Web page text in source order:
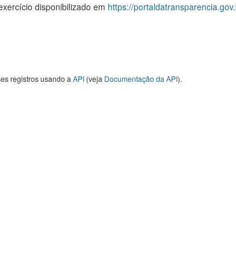
disponibilizado em https://
registros usando a API(veja Documentação da API).